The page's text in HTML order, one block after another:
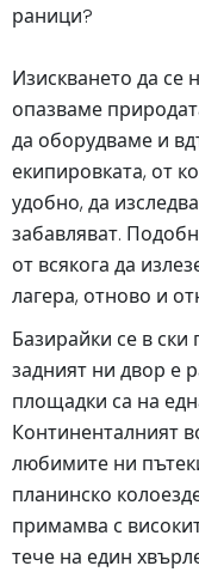
раници?
Изискването да се
опазваме
да оборудваме и
екипировката, от
удобно, да
забавляват.
от всякога да
лагера, отново и
Базирайки се в
задният ни двор е
площадки са на
Континенталният
любимите ни
планинско
примамва с
тече на един